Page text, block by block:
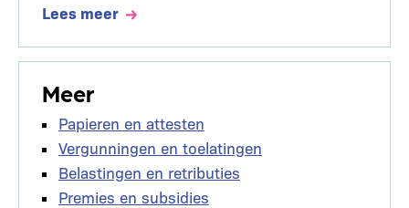
Lees meer
Meer
Papieren en attesten
Vergunningen en toelatingen
Belastingen en retributies
Premies en subsidies